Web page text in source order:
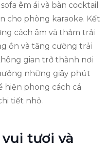
êm ái và bàn cocktail
cho phòng karaoke. Kết
cách âm và thảm trải
ồn và tăng cường trải
gian trở thành nơi
những giây phút
hiện phong cách cá
tiết nhỏ.
tươi và